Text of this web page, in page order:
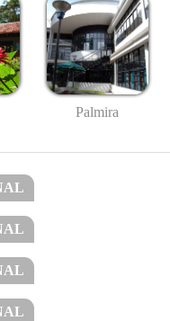
Palmira